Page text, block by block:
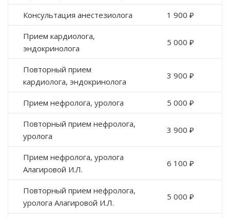
Консультация анестезиолога 1 900 ₽
Прием кардиолога,
эндокринолога
5 000 ₽
Повторный прием
кардиолога, эндокринолога
3 900 ₽
Прием нефролога, уролога 5 000 ₽
Повторный прием нефролога,
уролога
3 900 ₽
Прием нефролога, уролога
Алагировой И.Л.
6 100 ₽
Повторный прием нефролога,
уролога Алагировой И.Л.
5 000 ₽